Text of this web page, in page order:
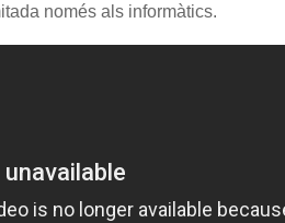
només als informàtics.